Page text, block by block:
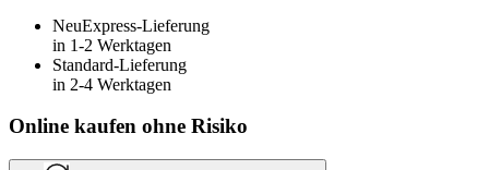
NeuExpress-Lieferung
in 1-2 Werktagen
Standard-Lieferung
in 2-4 Werktagen
Online kaufen ohne Risiko